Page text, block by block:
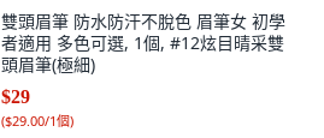
雙頭眉筆 防水防汗不脫色 眉筆女 初學
者適用 多色可選, 1個, #12炫目晴采雙
頭眉筆(極細)
$29
($29.00/1個)